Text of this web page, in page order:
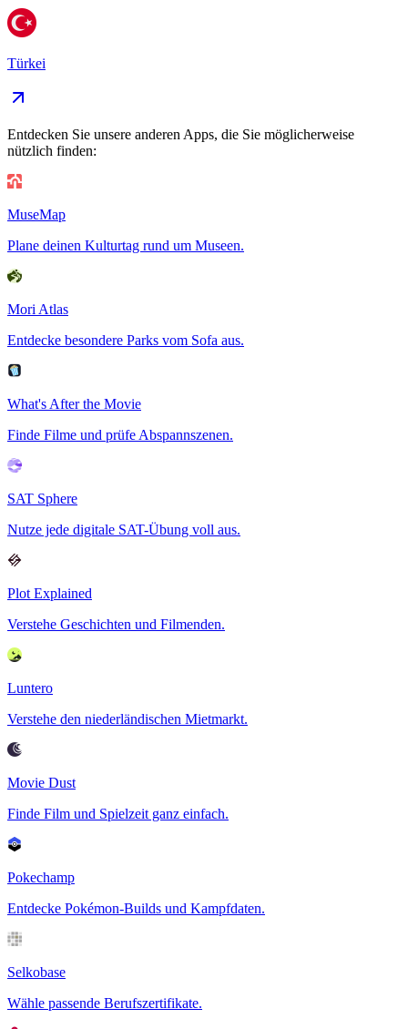
Türkei
Entdecken Sie unsere anderen Apps, die Sie möglicherweise
nützlich finden:
MuseMap
Plane deinen Kulturtag rund um Museen.
Mori Atlas
Entdecke besondere Parks vom Sofa aus.
What's After the Movie
Finde Filme und prüfe Abspannszenen.
SAT Sphere
Nutze jede digitale SAT-Übung voll aus.
Plot Explained
Verstehe Geschichten und Filmenden.
Luntero
Verstehe den niederländischen Mietmarkt.
Movie Dust
Finde Film und Spielzeit ganz einfach.
Pokechamp
Entdecke Pokémon-Builds und Kampfdaten.
Selkobase
Wähle passende Berufszertifikate.